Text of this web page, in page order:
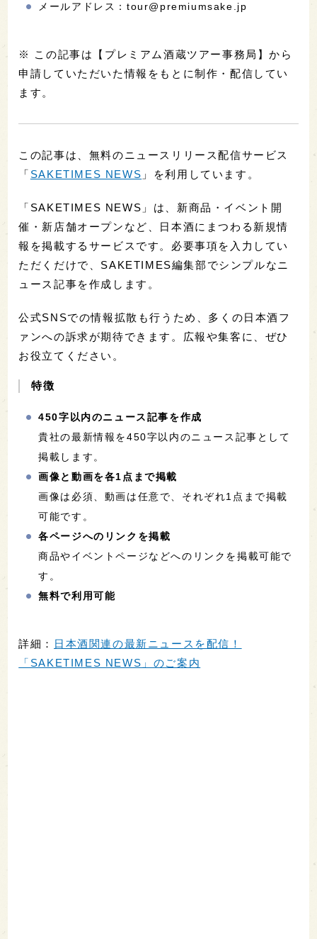
メールアドレス：tour@premiumsake.jp
※ この記事は【プレミアム酒蔵ツアー事務局】から
申請していただいた情報をもとに制作・配信してい
ます。
この記事は、無料のニュースリリース配信サービス
「 SAKETIMES NEWS 」を利用しています。
「SAKETIMES NEWS」は、新商品・イベント開
催・新店舗オープンなど、日本酒にまつわる新規情
報を掲載するサービスです。必要事項を入力してい
ただくだけで、SAKETIMES編集部でシンプルなニ
ュース記事を作成します。
公式SNSでの情報拡散も行うため、多くの日本酒フ
ァンへの訴求が期待できます。広報や集客に、ぜひ
お役立てください。
特徴
450字以内のニュース記事を作成
貴社の最新情報を450字以内のニュース記事として
掲載します。
画像と動画を各1点まで掲載
画像は必須、動画は任意で、それぞれ1点まで掲載
可能です。
各ページへのリンクを掲載
商品やイベントページなどへのリンクを掲載可能で
す。
無料で利用可能
詳細：
日本酒関連の最新ニュースを配信！
「SAKETIMES NEWS」のご案内